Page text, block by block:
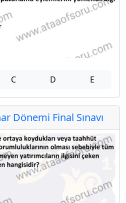
C D E
Dönemi Final Sınavı